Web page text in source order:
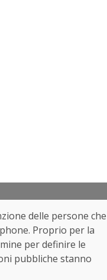
delle persone che
Proprio per la
per definire le
pubbliche stanno